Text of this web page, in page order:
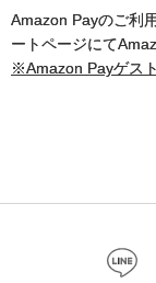
Amazon Payのご利
ートページにて
※Amazon Payゲス